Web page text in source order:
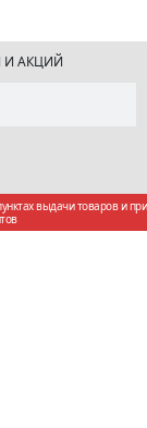
АКЦИЙ
выдачи товаров и при